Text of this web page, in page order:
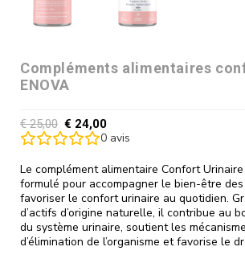
Compléments alimentaires
ENOVA
€25,00 € 24,00
0 avis
Le complément alimentaire Confort
formulé pour accompagner le bien-être
favoriser le confort urinaire au quotidien.
d’actifs d’origine naturelle, il contribue au
du système urinaire, soutient les
d’élimination de l’organisme et favorise le